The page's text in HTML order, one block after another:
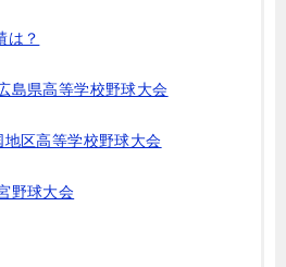
は？
島県高等学校野球大会
区高等学校野球大会
野球大会